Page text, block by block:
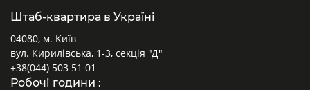
Штаб-квартира в Україні
04080, м. Київ
вул. Кирилівська, 1-3, секція "Д"
+38(044) 503 51 01
Робочі години :